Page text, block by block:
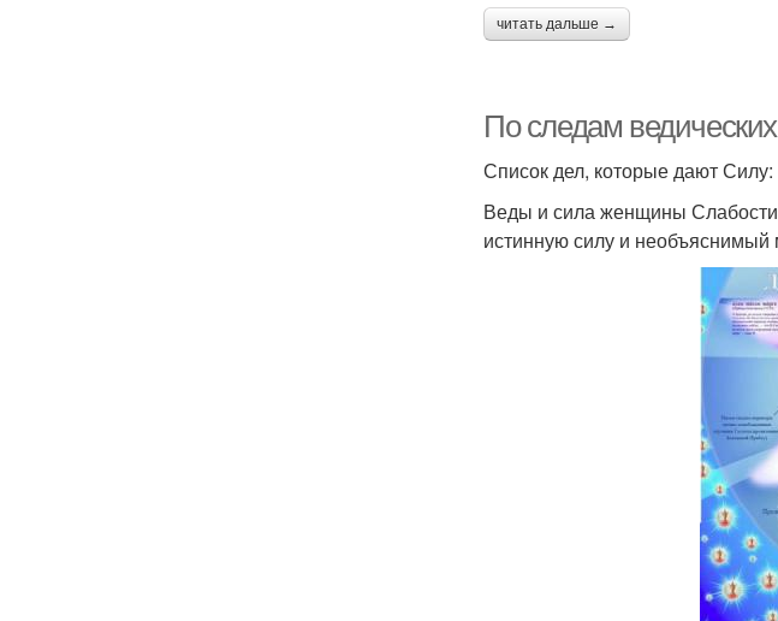
читать дальше →
По следам
Список дел, которые дают Силу:
Веды и сила женщины
истинную силу и необъяснимый